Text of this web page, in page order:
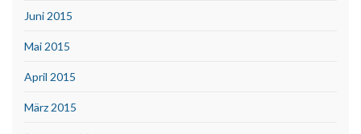
Juni 2015
Mai 2015
April 2015
März 2015